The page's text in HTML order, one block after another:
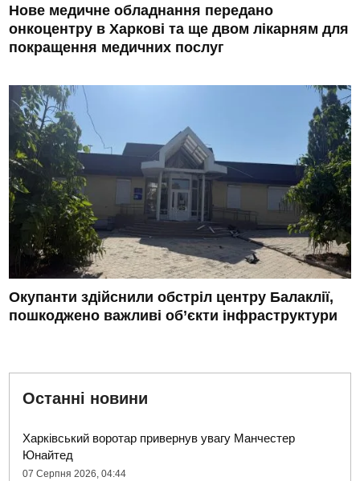
Нове медичне обладнання передано
онкоцентру в Харкові та ще двом лікарням для
покращення медичних послуг
Окупанти здійснили обстріл центру Балаклії,
пошкоджено важливі об’єкти інфраструктури
Останні новини
Харківський воротар привернув увагу Манчестер
Юнайтед
07 Серпня 2026, 04:44